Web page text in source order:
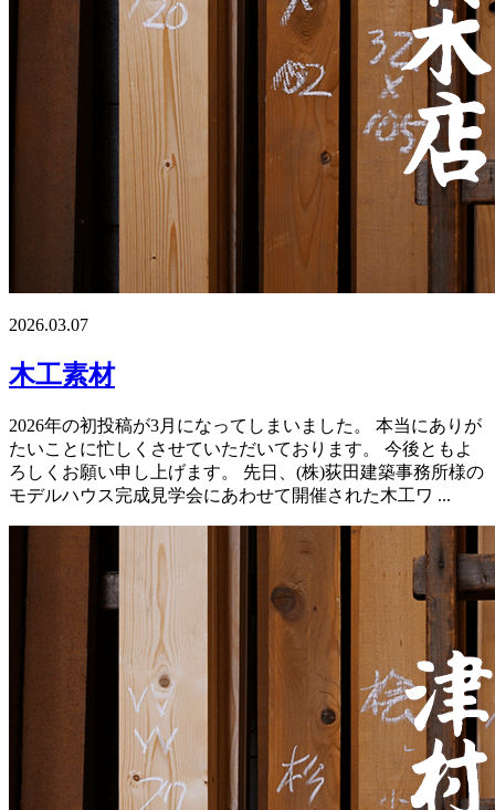
2026.03.07
木工素材
2026年の初投稿が3月になってしまいました。 本当にありが
たいことに忙しくさせていただいております。 今後ともよ
ろしくお願い申し上げます。 先日、(株)荻田建築事務所様の
モデルハウス完成見学会にあわせて開催された木工ワ ...